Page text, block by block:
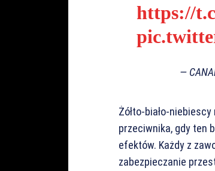
https://
—
Żółto-biało-
przeciwnika, gdy ten
efektów. Każdy z
zabezpieczanie